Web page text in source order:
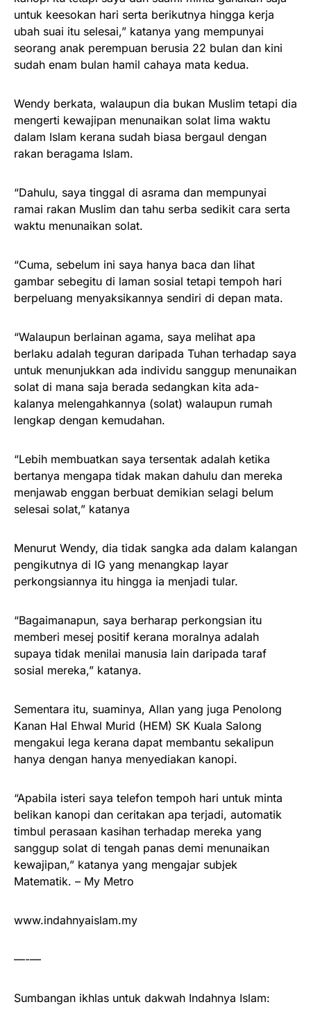
untuk keesokan hari serta berikutnya hingga kerja
ubah suai itu selesai,” katanya yang mempunyai
seorang anak perempuan berusia 22 bulan dan kini
sudah enam bulan hamil cahaya mata kedua.
Wendy berkata, walaupun dia bukan Muslim tetapi dia
mengerti kewajipan menunaikan solat lima waktu
dalam Islam kerana sudah biasa bergaul dengan
rakan beragama Islam.
“Dahulu, saya tinggal di asrama dan mempunyai
ramai rakan Muslim dan tahu serba sedikit cara serta
waktu menunaikan solat.
“Cuma, sebelum ini saya hanya baca dan lihat
gambar sebegitu di laman sosial tetapi tempoh hari
berpeluang menyaksikannya sendiri di depan mata.
“Walaupun berlainan agama, saya melihat apa
berlaku adalah teguran daripada Tuhan terhadap saya
untuk menunjukkan ada individu sanggup menunaikan
solat di mana saja berada sedangkan kita ada-
kalanya melengahkannya (solat) walaupun rumah
lengkap dengan kemudahan.
“Lebih membuatkan saya tersentak adalah ketika
bertanya mengapa tidak makan dahulu dan mereka
menjawab enggan berbuat demikian selagi belum
selesai solat,” katanya
Menurut Wendy, dia tidak sangka ada dalam kalangan
pengikutnya di IG yang menangkap layar
perkongsiannya itu hingga ia menjadi tular.
“Bagaimanapun, saya berharap perkongsian itu
memberi mesej positif kerana moralnya adalah
supaya tidak menilai manusia lain daripada taraf
sosial mereka,” katanya.
Sementara itu, suaminya, Allan yang juga Penolong
Kanan Hal Ehwal Murid (HEM) SK Kuala Salong
mengakui lega kerana dapat membantu sekalipun
hanya dengan hanya menyediakan kanopi.
“Apabila isteri saya telefon tempoh hari untuk minta
belikan kanopi dan ceritakan apa terjadi, automatik
timbul perasaan kasihan terhadap mereka yang
sanggup solat di tengah panas demi menunaikan
kewajipan,” katanya yang mengajar subjek
Matematik. – My Metro
www.indahnyaislam.my
—-—
Sumbangan ikhlas untuk dakwah Indahnya Islam: